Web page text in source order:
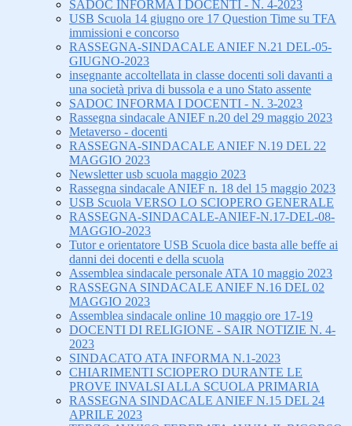
SADOC INFORMA I DOCENTI - N. 4-2023
USB Scuola 14 giugno ore 17 Question Time su TFA
immissioni e concorso
RASSEGNA-SINDACALE ANIEF N.21 DEL-05-
GIUGNO-2023
insegnante accoltellata in classe docenti soli davanti a
una società priva di bussola e a uno Stato assente
SADOC INFORMA I DOCENTI - N. 3-2023
Rassegna sindacale ANIEF n.20 del 29 maggio 2023
Metaverso - docenti
RASSEGNA-SINDACALE ANIEF N.19 DEL 22
MAGGIO 2023
Newsletter usb scuola maggio 2023
Rassegna sindacale ANIEF n. 18 del 15 maggio 2023
USB Scuola VERSO LO SCIOPERO GENERALE
RASSEGNA-SINDACALE-ANIEF-N.17-DEL-08-
MAGGIO-2023
Tutor e orientatore USB Scuola dice basta alle beffe ai
danni dei docenti e della scuola
Assemblea sindacale personale ATA 10 maggio 2023
RASSEGNA SINDACALE ANIEF N.16 DEL 02
MAGGIO 2023
Assemblea sindacale online 10 maggio ore 17-19
DOCENTI DI RELIGIONE - SAIR NOTIZIE N. 4-
2023
SINDACATO ATA INFORMA N.1-2023
CHIARIMENTI SCIOPERO DURANTE LE
PROVE INVALSI ALLA SCUOLA PRIMARIA
RASSEGNA SINDACALE ANIEF N.15 DEL 24
APRILE 2023